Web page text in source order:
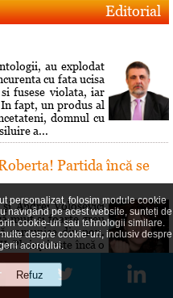
Editorial
au explodat
cu fata ucisa
fusese violata, iar
In fapt, un produs al
domnul cu
a...
Partida încă se
Andrei Volosevici
mult şi foarte greu
comunice din nou.
Ploieşti este încă o
să îi dea o lecţie lui
pe...
personalizat, folosim module cookie
navigând pe acest website, sunteți de
cookie-uri sau tehnologii similare.
despre cookie-uri, inclusiv despre
acordului.